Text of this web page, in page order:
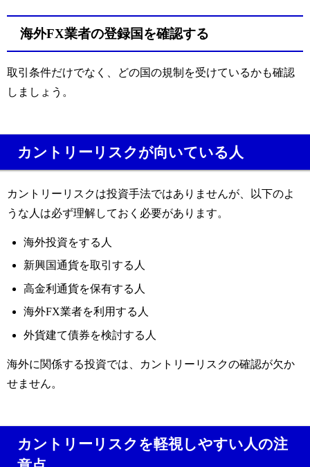
海外FX業者の登録国を確認する
取引条件だけでなく、どの国の規制を受けているかも確認
しましょう。
カントリーリスクが向いている人
カントリーリスクは投資手法ではありませんが、以下のよ
うな人は必ず理解しておく必要があります。
海外投資をする人
新興国通貨を取引する人
高金利通貨を保有する人
海外FX業者を利用する人
外貨建て債券を検討する人
海外に関係する投資では、カントリーリスクの確認が欠か
せません。
カントリーリスクを軽視しやすい人の注